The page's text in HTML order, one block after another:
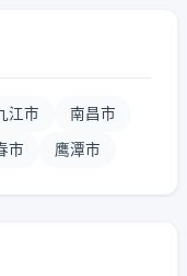
江市 南昌市
市 鹰潭市